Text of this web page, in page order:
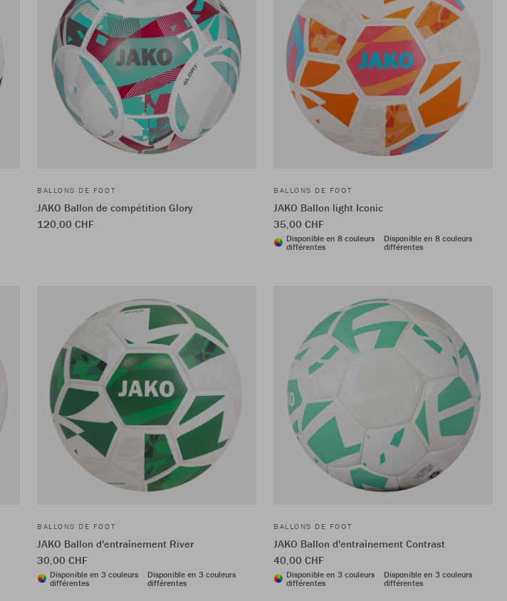
BALLONS DE FOOT
JAKO Ballon de compétition Glory
120,00 CHF
BALLONS DE FOOT
JAKO Ballon light Iconic
35,00 CHF
Disponible en 8 couleurs
différentes
Disponible en 8 couleurs
différentes
BALLONS DE FOOT
JAKO Ballon d'entraînement River
30,00 CHF
Disponible en 3 couleurs
différentes
Disponible en 3 couleurs
différentes
BALLONS DE FOOT
JAKO Ballon d'entraînement Contrast
40,00 CHF
Disponible en 3 couleurs
différentes
Disponible en 3 couleurs
différentes